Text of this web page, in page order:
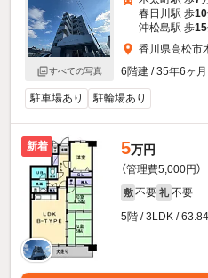
すべての写真
春日川駅 歩10
沖松島駅 歩15
香川県高松市
6階建 / 35年6ヶ
駐車場あり 駐輪場あり
新着 5万円
（管理費5,000円）
敷 不要 礼 不要
5階 / 3LDK /